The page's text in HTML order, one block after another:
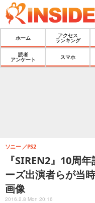
ホーム
アクセス
ランキング
読者
アンケート
スマホ
『SIREN2』10周
ーズ出演者らが当
画像
ソニー PS2
2016.2.8 Mon 20:16